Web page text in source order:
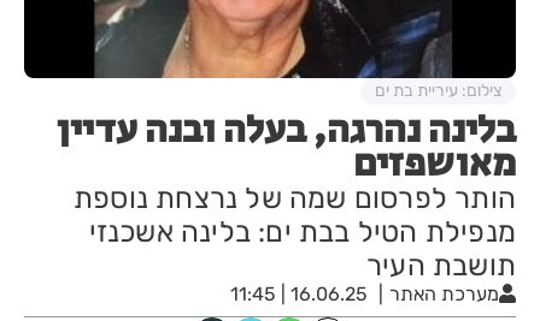
בלינה נהרגה, בעלה ובנה עדיין
מאושפזים
הותר לפרסום שמה של נרצחת נוספת
מנפילת הטיל בבת ים: בלינה אשכנזי
תושבת העיר
מערכת האתר 16.06.25 | 11:45
צילום: עיריית בת ים